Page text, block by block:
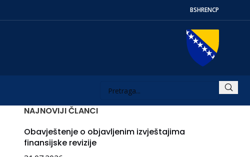
BSHRENСР
NAJNOVIJI ČLANCI
Obavještenje o objavljenim izvještajima
finansijske revizije